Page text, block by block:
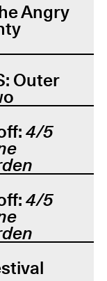
Angry
Outer
4/5
4/5